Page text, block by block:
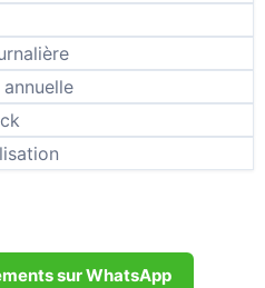
sur WhatsApp